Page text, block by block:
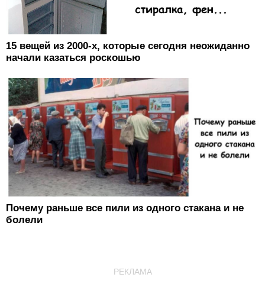
15 вещей из 2000-х, которые сегодня неожиданно
начали казаться роскошью
Почему раньше все пили из одного стакана и не
болели
РЕКЛАМА